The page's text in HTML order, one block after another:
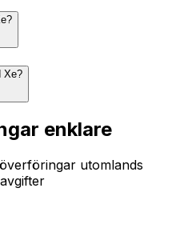
Xe?
enklare
utomlands